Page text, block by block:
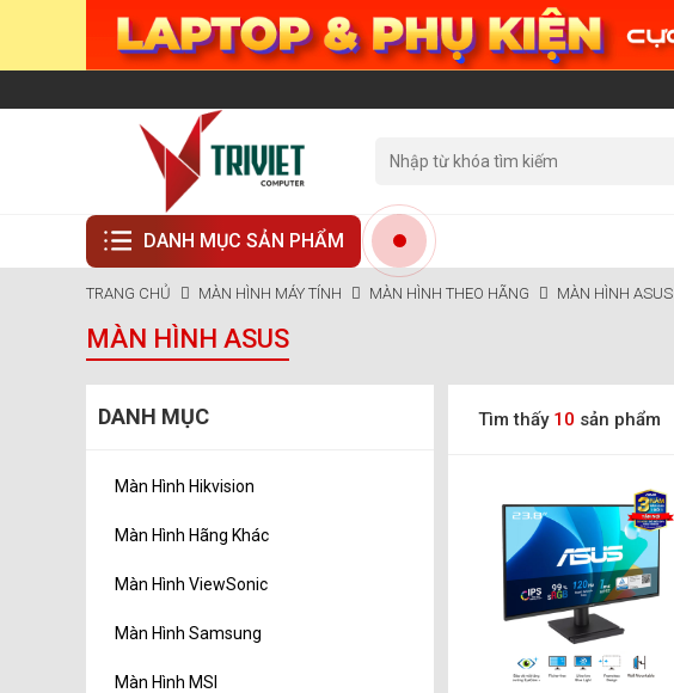
DANH MỤC SẢN PHẨM
TRANG CHỦ MÀN HÌNH MÁY TÍNH MÀN HÌNH THEO HÃNG MÀN HÌNH ASUS
MÀN HÌNH ASUS
DANH MỤC
Màn Hình Hikvision
Màn Hình Hãng Khác
Màn Hình ViewSonic
Màn Hình Samsung
Màn Hình MSI
Tìm thấy 10 sản phẩm